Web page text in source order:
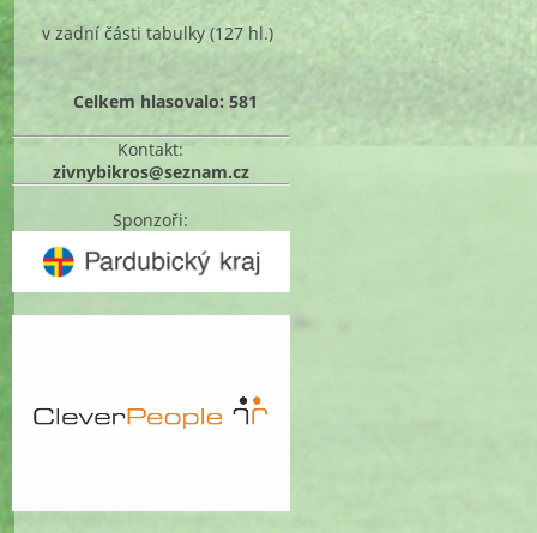
v zadní části tabulky (127 hl.)
Celkem hlasovalo: 581
Kontakt:
zivnybikros@seznam.cz
Sponzoři: